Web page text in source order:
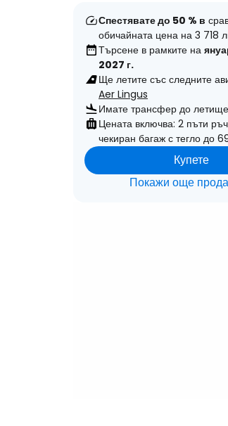
Спестявате до 50 % в
обичайната цена на 3 718
Търсене в рамките на
2027 г.
Ще летите със следните
Aer Lingus
Имате трансфер до
Цената включва: 2 пъти
чекиран багаж с тегло до
Купете
Покажи още